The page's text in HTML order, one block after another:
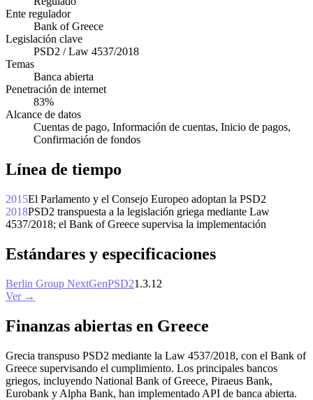
Ente regulador
Bank of Greece
Legislación clave
PSD2 / Law 4537/2018
Temas
Banca abierta
Penetración de internet
83%
Alcance de datos
Cuentas de pago, Información de cuentas, Inicio de pagos,
Confirmación de fondos
Línea de tiempo
2015El Parlamento y el Consejo Europeo adoptan la PSD2
2018PSD2 transpuesta a la legislación griega mediante Law
4537/2018; el Bank of Greece supervisa la implementación
Estándares y especificaciones
Berlin Group NextGenPSD21.3.12
Ver →
Finanzas abiertas en Greece
Grecia transpuso PSD2 mediante la Law 4537/2018, con el Bank of
Greece supervisando el cumplimiento. Los principales bancos
griegos, incluyendo National Bank of Greece, Piraeus Bank,
Eurobank y Alpha Bank, han implementado API de banca abierta.